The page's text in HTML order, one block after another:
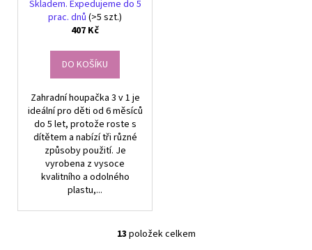
Skladem. Expedujeme do 5
prac. dnů (>5 szt.)
407 Kč
DO KOŠÍKU
Zahradní houpačka 3 v 1 je
ideální pro děti od 6 měsíců
do 5 let, protože roste s
dítětem a nabízí tři různé
způsoby použití. Je
vyrobena z vysoce
kvalitního a odolného
plastu,...
O
13 položek celkem